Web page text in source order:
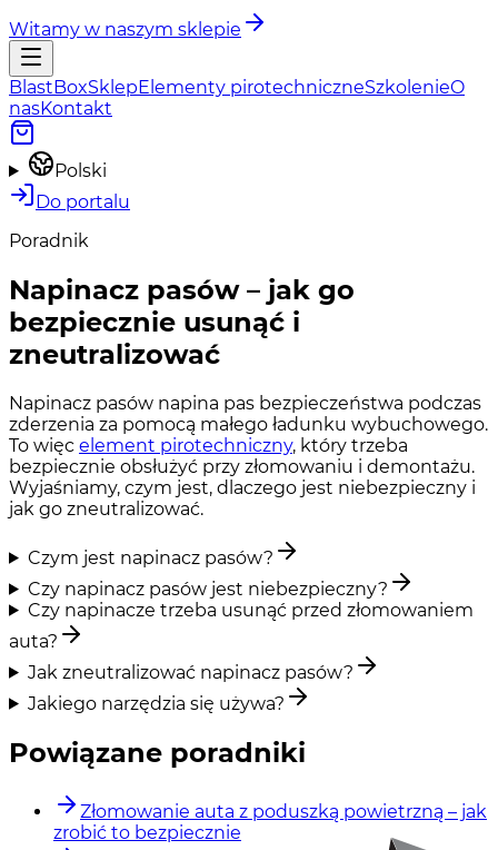
Witamy w naszym sklepie
BlastBoxSklepElementy pirotechniczneSzkolenieO
nasKontakt
Polski
Do portalu
Poradnik
Napinacz pasów – jak go
bezpiecznie usunąć i
zneutralizować
Napinacz pasów napina pas bezpieczeństwa podczas
zderzenia za pomocą małego ładunku wybuchowego.
To więc element pirotechniczny, który trzeba
bezpiecznie obsłużyć przy złomowaniu i demontażu.
Wyjaśniamy, czym jest, dlaczego jest niebezpieczny i
jak go zneutralizować.
Czym jest napinacz pasów?
Czy napinacz pasów jest niebezpieczny?
Czy napinacze trzeba usunąć przed złomowaniem
auta?
Jak zneutralizować napinacz pasów?
Jakiego narzędzia się używa?
Powiązane poradniki
Złomowanie auta z poduszką powietrzną – jak
zrobić to bezpiecznie